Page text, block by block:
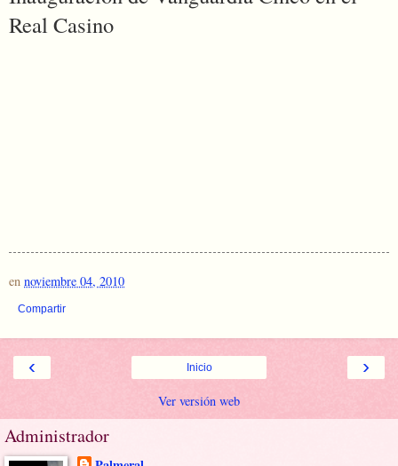
Real Casino
en noviembre 04, 2010
Compartir
‹ ›
Inicio
Ver versión web
Administrador